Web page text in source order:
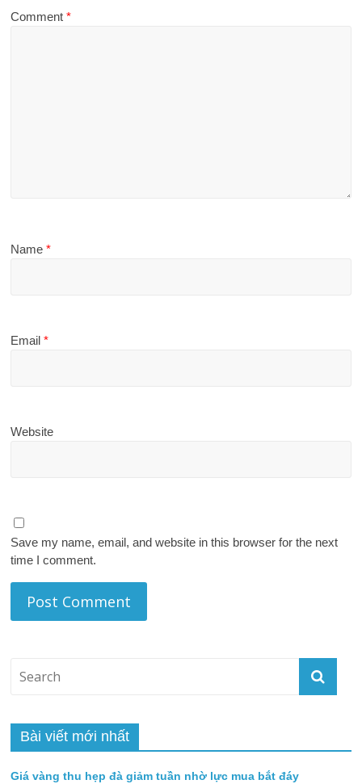
Comment*
Name*
Email*
Website
Save my name, email, and website in this browser for the next
time I comment.
Bài viết mới nhất
Giá vàng thu hẹp đà giảm tuần nhờ lực mua bắt đáy